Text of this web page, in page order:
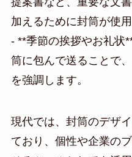
加えるために封筒が使用
- **季節の挨拶やお礼状
筒に包んで送ることで
を強調します。
現代では、封筒のデザ
ており、個性や企業の